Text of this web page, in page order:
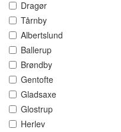
Dragør
Tårnby
Albertslund
Ballerup
Brøndby
Gentofte
Gladsaxe
Glostrup
Herlev